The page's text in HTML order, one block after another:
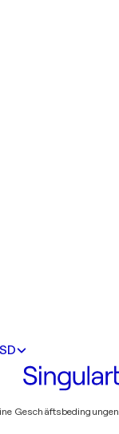
Geschäftsbedingungen